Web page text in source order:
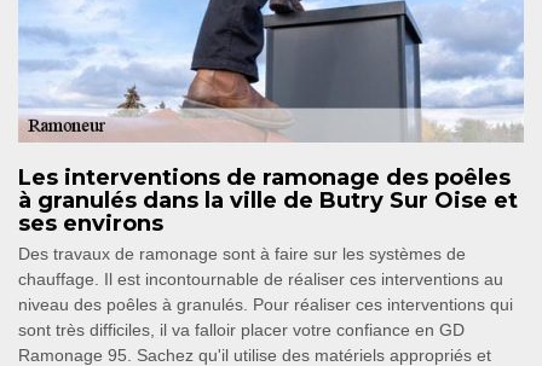
Les interventions de ramonage des poêles
à granulés dans la ville de Butry Sur Oise et
ses environs
Des travaux de ramonage sont à faire sur les systèmes de
chauffage. Il est incontournable de réaliser ces interventions au
niveau des poêles à granulés. Pour réaliser ces interventions qui
sont très difficiles, il va falloir placer votre confiance en GD
Ramonage 95. Sachez qu'il utilise des matériels appropriés et